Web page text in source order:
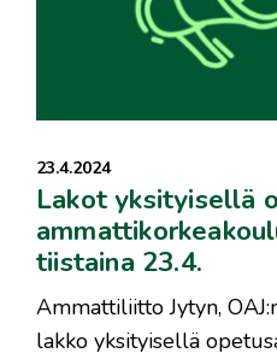
23.4.2024
Lakot yksityisellä
tiistaina 23.4.
Ammattiliitto Jytyn,
lakko yksityisellä